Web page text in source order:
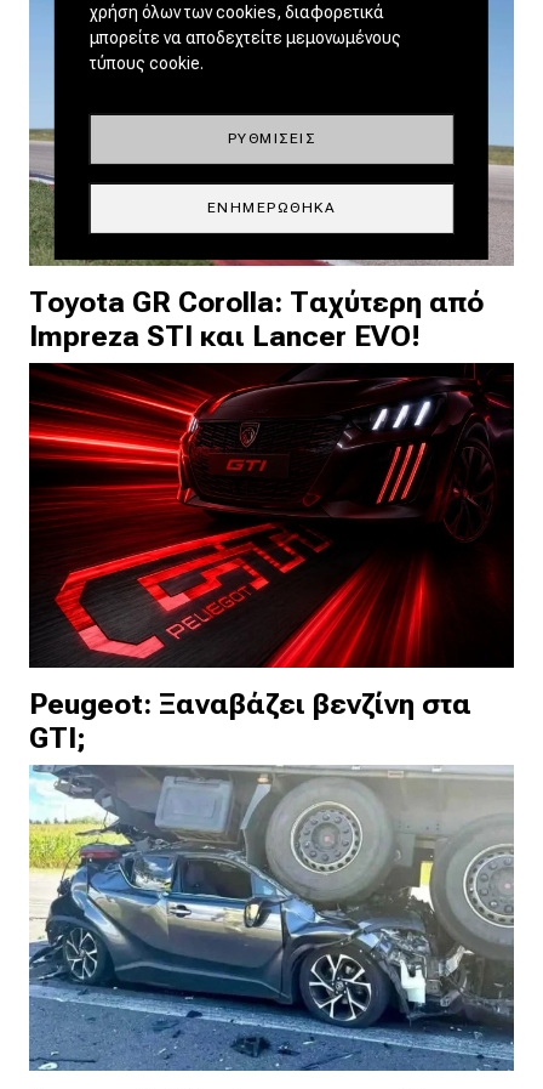
Toyota GR Corolla: Ταχύτερη από
Impreza STI και Lancer EVO!
Peugeot: Ξαναβάζει βενζίνη στα
GTI;
χρήση όλων των cookies, διαφορετικά
μπορείτε να αποδεχτείτε μεμονωμένους
τύπους cookie.
ΡΥΘΜΊΣΕΙΣ
ΕΝΗΜΕΡΏΘΗΚΑ